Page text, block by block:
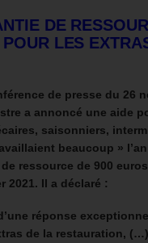
DE
LES
de presse du 26
a annoncé une aide
saisonniers,
beaucoup »
ressource de 900
2021. Il a déclaré :
réponse
de la restauration,